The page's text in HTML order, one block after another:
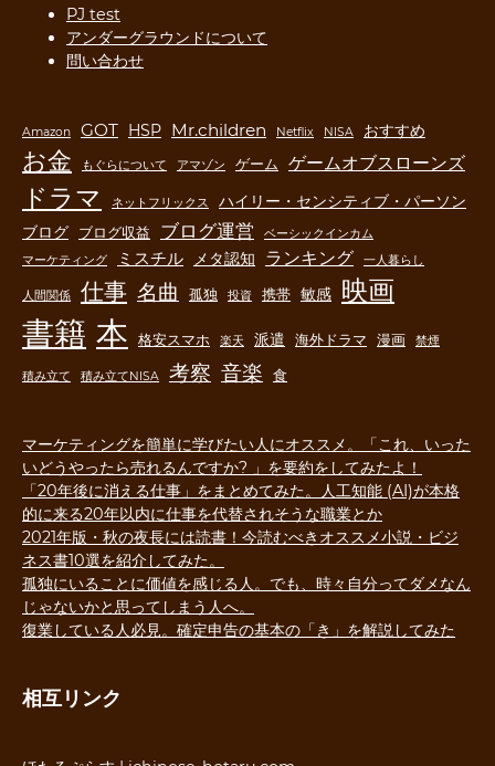
PJ test
アンダーグラウンドについて
問い合わせ
Amazon GOT HSP Mr.children Netflix NISA おすすめ
お金 もぐらについて アマゾン ゲーム ゲームオブスローンズ
ドラマ ネットフリックス
ハイリー・センシティブ・パーソン
ブログ
ブログ収益 ブログ運営
ベーシックインカム
マーケティング
ミスチル メタ認知 ランキング 一人暮らし
人間関係 仕事 名曲 孤独 投資 携帯 敏感 映画
書籍 本 格安スマホ 楽天 派遣 海外ドラマ 漫画 禁煙
積み立て 積み立てNISA 考察 音楽 食
マーケティングを簡単に学びたい人にオススメ。「これ、いった
いどうやったら売れるんですか? 」を要約をしてみたよ！
「20年後に消える仕事」をまとめてみた。人工知能 (AI)が本格
的に来る20年以内に仕事を代替されそうな職業とか
2021年版・秋の夜長には読書！今読むべきオススメ小説・ビジ
ネス書10選を紹介してみた。
孤独にいることに価値を感じる人。でも、時々自分ってダメなん
じゃないかと思ってしまう人へ。
復業している人必見。確定申告の基本の「き」を解説してみた
相互リンク